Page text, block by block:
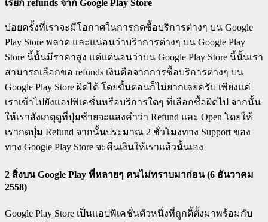
เรียก refunds จาก Google Play Store
บ่อยครั้งที่เราจะมีโอกาศในการกดซื้อบริการต่างๆ บน Google
Play Store พลาด และแน่อนว่าบริาการต่างๆ บน Google Play
Store นี้นั้นมีราคาสูง แต่แต่นอนว่าบน Google Play Store นี้นั้นเรา
สามารถเลือกขอ refunds เงินคือจากการซื้อบริการต่างๆ บน
Google Play Store ผิดได้ โดยขั้นตอนก็ไม่ยากเลยครับ เพียงแค่
เราเข้าไปยังแอปพิเคชั่นหรือบริการใดๆ ที่เลือกซื้อผิดไป จากนั้น
ให้เราสังเกตุดูที่ปุ่มซ้ายจะแสงคำว่า Refund และ Open โดยให้
เรากดปุ่่ม Refund จากนั้นประมาณ 2 ชั่วโมงทาง Support ของ
ทาง Google Play Store จะคืนเงินให้เราแล้วนั้นเอง
2 สิ่งบน Google Play ที่หลายๆ คนไม่ทราบมาก่อน (6 ธันวาคม
2558)
Google Play Store เป็นแอปพิเคชั่นตัวหนึ่งที่ถูกติ้ตั้งมาพร้อมกับ